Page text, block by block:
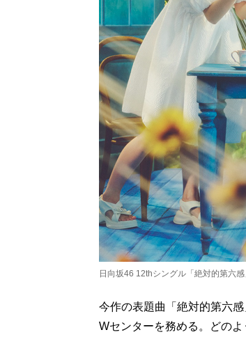
日向坂46 12thシングル「絶対的第六
今作の表題曲「絶対的第六
Wセンターを務める。どのよ